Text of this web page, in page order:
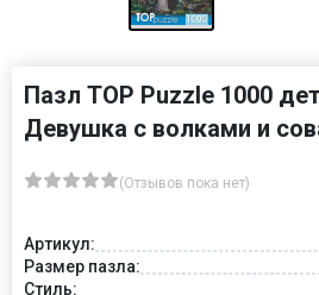
Пазл TOP Puzzle 1000
Девушка с волками и
(Отзывов пока нет)
Артикул:
Размер пазла:
Стиль: